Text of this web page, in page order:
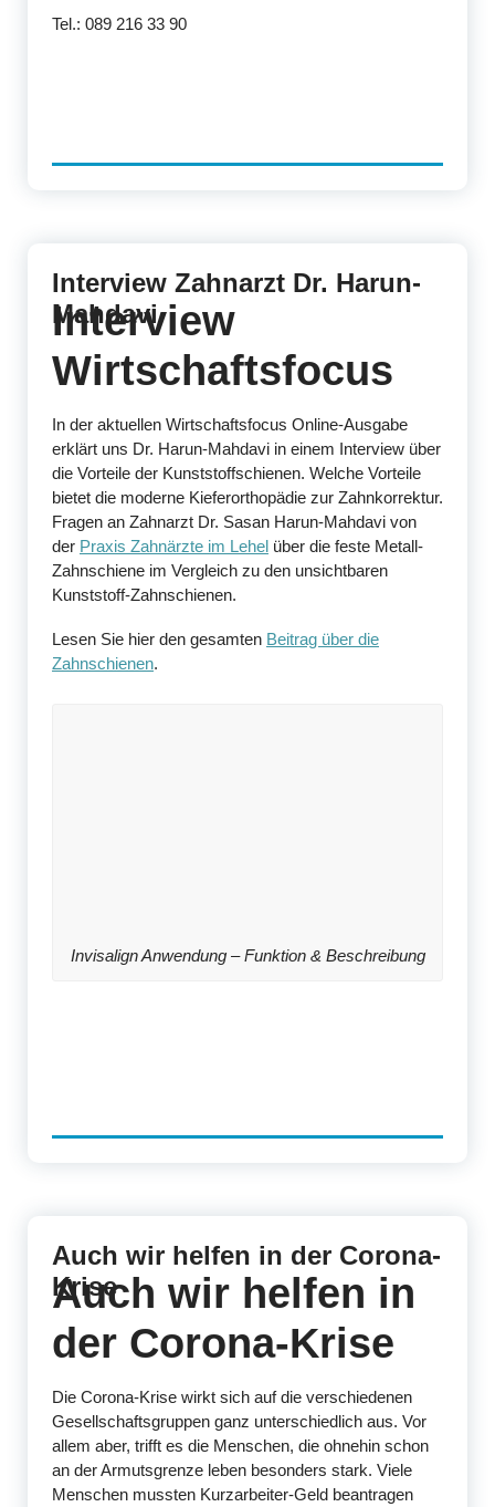
Tel.: 089 216 33 90
Interview Zahnarzt Dr. Harun-
Mahdavi
Interview
Wirtschaftsfocus
In der aktuellen Wirtschaftsfocus Online-Ausgabe
erklärt uns Dr. Harun-Mahdavi in einem Interview über
die Vorteile der Kunststoffschienen. Welche Vorteile
bietet die moderne Kieferorthopädie zur Zahnkorrektur.
Fragen an Zahnarzt Dr. Sasan Harun-Mahdavi von
der Praxis Zahnärzte im Lehel über die feste Metall-
Zahnschiene im Vergleich zu den unsichtbaren
Kunststoff-Zahnschienen.
Lesen Sie hier den gesamten Beitrag über die
Zahnschienen.
Invisalign Anwendung – Funktion & Beschreibung
Auch wir helfen in der Corona-
Krise
Auch wir helfen in
der Corona-Krise
Die Corona-Krise wirkt sich auf die verschiedenen
Gesellschaftsgruppen ganz unterschiedlich aus. Vor
allem aber, trifft es die Menschen, die ohnehin schon
an der Armutsgrenze leben besonders stark. Viele
Menschen mussten Kurzarbeiter-Geld beantragen